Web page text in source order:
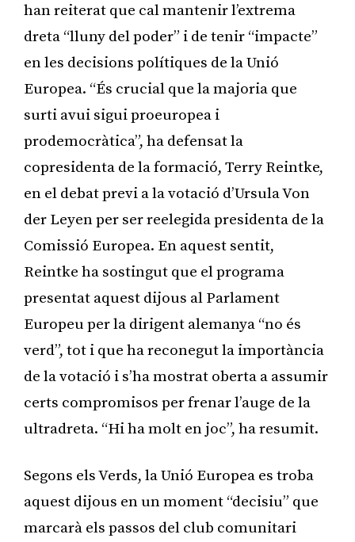
han reiterat que cal mantenir l’extrema
dreta “lluny del poder” i de tenir “impacte”
en les decisions polítiques de la Unió
Europea. “És crucial que la majoria que
surti avui sigui proeuropea i
prodemocràtica”, ha defensat la
copresidenta de la formació, Terry Reintke,
en el debat previ a la votació d’Ursula Von
der Leyen per ser reelegida presidenta de la
Comissió Europea. En aquest sentit,
Reintke ha sostingut que el programa
presentat aquest dijous al Parlament
Europeu per la dirigent alemanya “no és
verd”, tot i que ha reconegut la importància
de la votació i s’ha mostrat oberta a assumir
certs compromisos per frenar l’auge de la
ultradreta. “Hi ha molt en joc”, ha resumit.
Segons els Verds, la Unió Europea es troba
aquest dijous en un moment “decisiu” que
marcarà els passos del club comunitari